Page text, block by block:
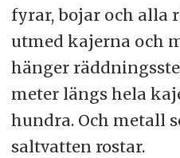
fyrar, bojar och alla
utmed kajerna och
hänger
meter längs hela
hundra. Och metall
saltvatten rostar.